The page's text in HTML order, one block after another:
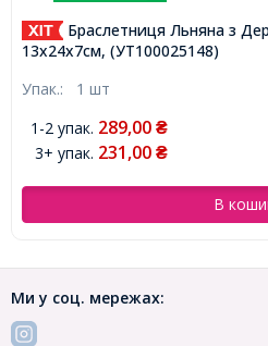
Браслетниця Льняна з
13х24х7см, (УТ100025148)
Упак.: 1 шт
1-2 упак. 289,00 ₴
3+ упак. 231,00 ₴
В
Ми у соц. мережах: